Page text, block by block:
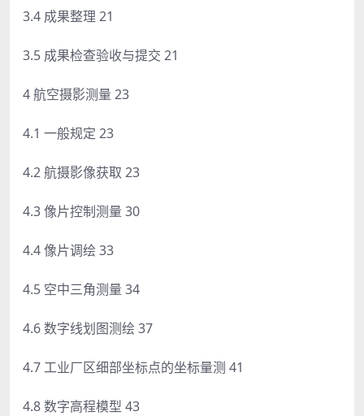
3.4 成果整理 21
3.5 成果检查验收与提交 21
4 航空摄影测量 23
4.1 一般规定 23
4.2 航摄影像获取 23
4.3 像片控制测量 30
4.4 像片调绘 33
4.5 空中三角测量 34
4.6 数字线划图测绘 37
4.7 工业厂区细部坐标点的坐标量测 41
4.8 数字高程模型 43